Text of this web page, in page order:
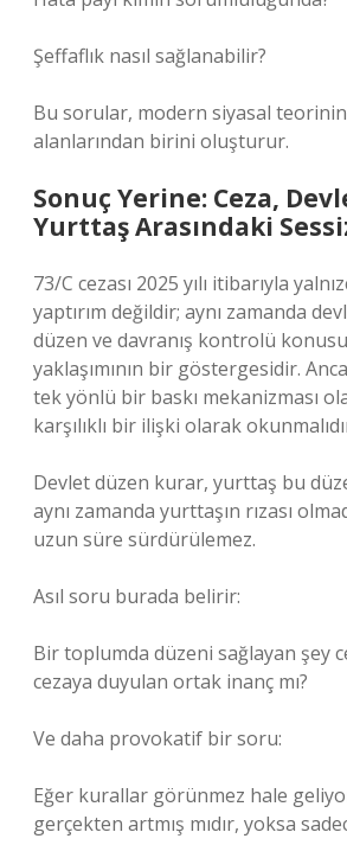
Şeffaflık nasıl sağlanabilir?
Bu sorular, modern siyasal
alanlarından birini oluşturur.
Sonuç Yerine: Ceza,
Yurttaş Arasındaki
73/C cezası 2025 yılı itibarıyla
yaptırım değildir; aynı zamanda
düzen ve davranış kontrolü
yaklaşımının bir göstergesidir.
tek yönlü bir baskı mekanizması
karşılıklı bir ilişki olarak
Devlet düzen kurar, yurttaş bu
aynı zamanda yurttaşın rızası
uzun süre sürdürülemez.
Asıl soru burada belirir:
Bir toplumda düzeni sağlayan şey
cezaya duyulan ortak inanç mı?
Ve daha provokatif bir soru:
Eğer kurallar görünmez hale
gerçekten artmış mıdır, yoksa